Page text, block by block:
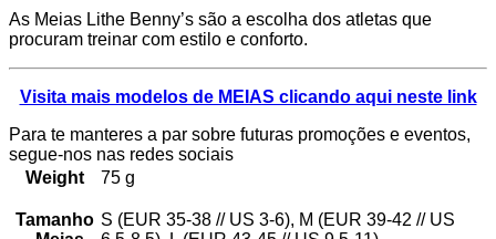
As Meias Lithe Benny’s são a escolha dos atletas que
procuram treinar com estilo e conforto.
Visita mais modelos de MEIAS clicando aqui neste link
Para te manteres a par sobre futuras promoções e eventos,
segue-nos nas redes sociais
Weight
75 g
Tamanho S (EUR 35-38 // US 3-6), M (EUR 39-42 // US